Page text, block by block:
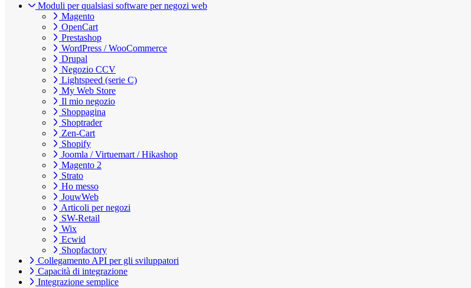
Moduli per qualsiasi software per negozi web
Magento
OpenCart
Prestashop
WordPress / WooCommerce
Drupal
Negozio CCV
Lightspeed (serie C)
My Web Store
Il mio negozio
Shoppagina
Shoptrader
Zen-Cart
Shopify
Joomla / Virtuemart / Hikashop
Magento 2
Strato
Ho messo
JouwWeb
Articoli per negozi
SW-Retail
Wix
Ecwid
Shopfactory
Collegamento API per gli sviluppatori
Capacità di integrazione
Integrazione semplice